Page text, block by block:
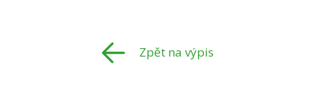
Zpět na výpis